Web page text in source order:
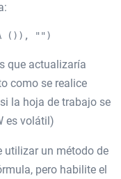
()), "")
que actualizaría
como se realice
la hoja de trabajo se
es volátil)
utilizar un método de
pero habilite el